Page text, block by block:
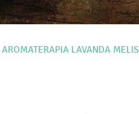
AROMATERAPIA LAVANDA